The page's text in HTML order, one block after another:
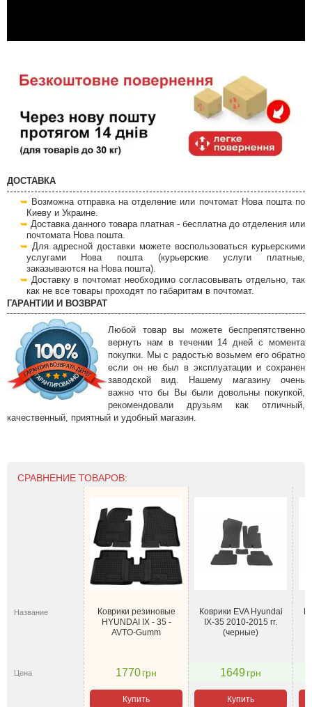
ДОСТАВКА
Возможна отправка на отделение или почтомат Нова пошта по
Киеву и Украине.
Доставка данного товара платная - бесплатна до отделения или
почтомата Нова пошта.
Для адресной доставки можете воспользоваться курьерскими
услугами Нова пошта (курьерские услуги платные,
заказываются на Нова пошта).
Доставку в почтомат необходимо согласовывать отдельно, так
как не все товары проходят по габаритам в почтомат.
ГАРАНТИИ И ВОЗВРАТ
Любой товар вы можете беспрепятственно
вернуть нам в течении 14 дней с момента
покупки. Мы с радостью возьмем его обратно
если он не был в эксплуатации и сохранен
заводской вид. Нашему магазину очень
важно что бы Вы были довольны покупкой,
рекомендовали друзьям как отличный,
качественный, приятный и удобный магазин.
СРАВНЕНИЕ ТОВАРОВ:
Название
Коврики резиновые
HYUNDAI IX - 35 -
AVTO-Gumm
Коврики EVA Hyundai
IX-35 2010-2015 гг.
(черные)
Цена 1770грн 1649грн
Купить Купить